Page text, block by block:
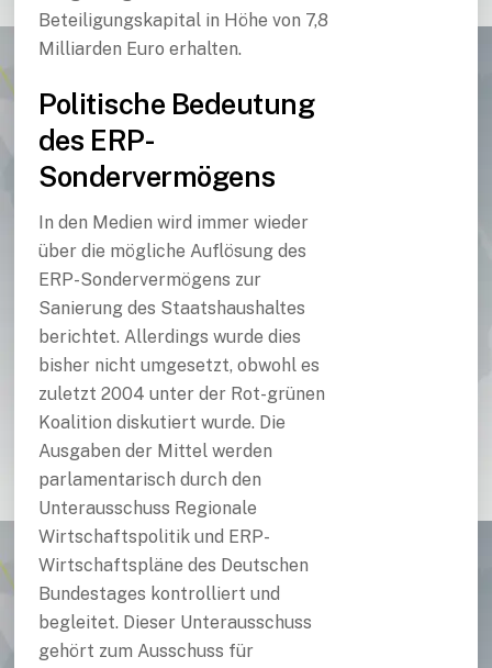
Beteiligungskapital in Höhe von 7,8
Milliarden Euro erhalten.
Politische Bedeutung
des ERP-
Sondervermögens
In den Medien wird immer wieder
über die mögliche Auflösung des
ERP-Sondervermögens zur
Sanierung des Staatshaushaltes
berichtet. Allerdings wurde dies
bisher nicht umgesetzt, obwohl es
zuletzt 2004 unter der Rot-grünen
Koalition diskutiert wurde. Die
Ausgaben der Mittel werden
parlamentarisch durch den
Unterausschuss Regionale
Wirtschaftspolitik und ERP-
Wirtschaftspläne des Deutschen
Bundestages kontrolliert und
begleitet. Dieser Unterausschuss
gehört zum Ausschuss für